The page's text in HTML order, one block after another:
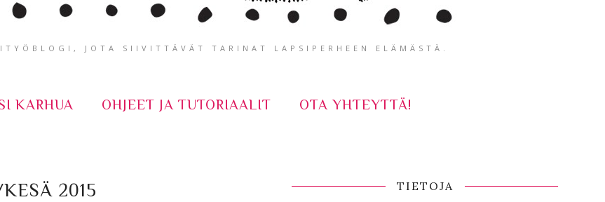
JOTA SIIVITTÄVÄT TARINAT LAPSIPERHEEN ELÄMÄSTÄ.
KARHUA OHJEET JA TUTORIAALIT OTA YHTEYTTÄ!
2015 TIETOJA